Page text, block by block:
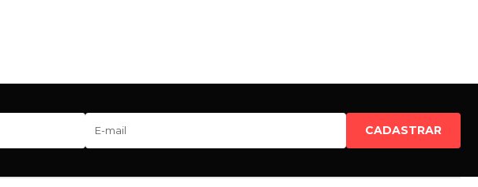
CADASTRAR